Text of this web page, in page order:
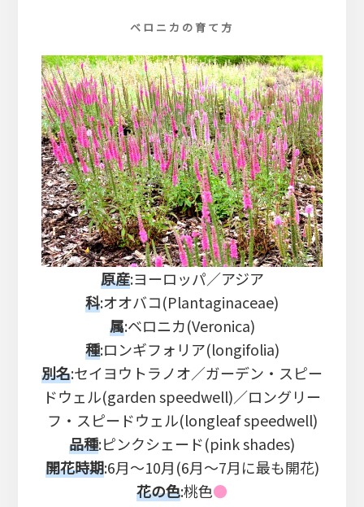
ベロニカの育て方
原産:ヨーロッパ／アジア
科:オオバコ(Plantaginaceae)
属:ベロニカ(Veronica)
種:ロンギフォリア(longifolia)
別名:セイヨウトラノオ／ガーデン・スピー
ドウェル(garden speedwell)／ロングリー
フ・スピードウェル(longleaf speedwell)
品種:ピンクシェード(pink shades)
開花時期:6月～10月(6月～7月に最も開花)
花の色:桃色●